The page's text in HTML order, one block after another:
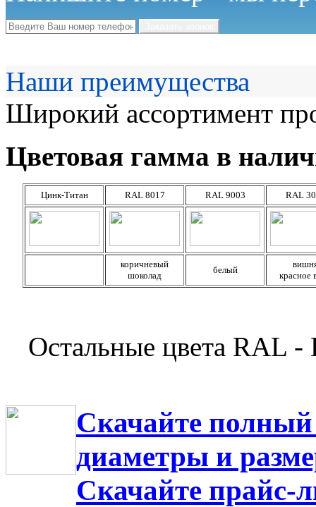
Наши преимущества
Широкий ассортимент
Цветовая гамма в
Цинк-Титан RAL 8017 RAL 9003 RAL
коричневый
шоколад
белый
красное
Остальные цвета
Скачайте
диаметры и
Скачайте прайс-